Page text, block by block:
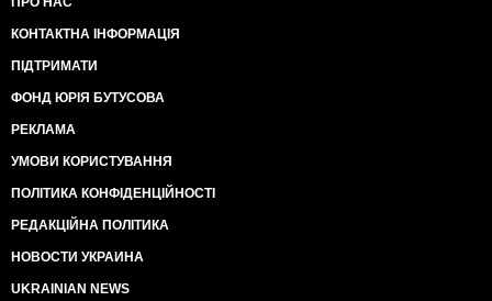
КОНТАКТНА ІНФОРМАЦІЯ
ПІДТРИМАТИ
ФОНД ЮРІЯ БУТУСОВА
РЕКЛАМА
УМОВИ КОРИСТУВАННЯ
ПОЛІТИКА КОНФІДЕНЦІЙНОСТІ
РЕДАКЦІЙНА ПОЛІТИКА
НОВОСТИ УКРАИНА
UKRAINIAN NEWS